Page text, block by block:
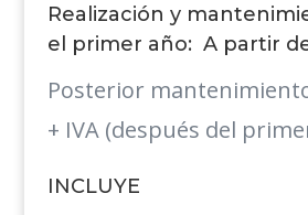
Realización y
el primer año: A partir
Posterior
+ IVA (después del
INCLUYE